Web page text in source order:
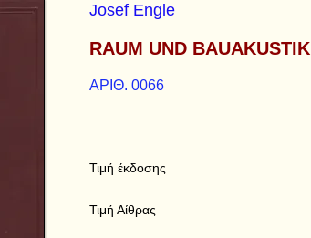
Josef Engle
RAUM UND BAUAKUSTIK
ΑΡΙΘ. 0066
Τιμή έκδοσης
Τιμή Αίθρας